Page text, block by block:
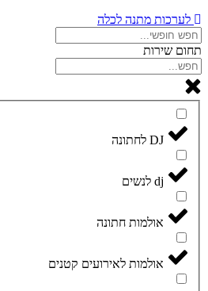
לערכות מתנה לכלה
תחום שירות
DJ לחתונה
dj לנשים
אולמות חתונה
אולמות לאירועים קטנים